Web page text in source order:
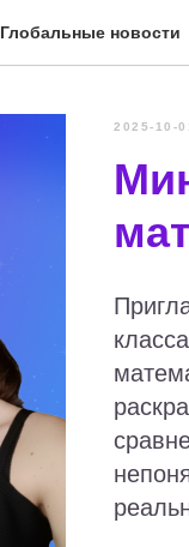
Глобальные новости
2025-10-